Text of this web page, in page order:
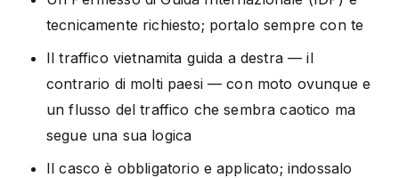
tecnicamente richiesto; portalo sempre con te
Il traffico vietnamita guida a destra — il
contrario di molti paesi — con moto ovunque e
un flusso del traffico che sembra caotico ma
segue una sua logica
Il casco è obbligatorio e applicato; indossalo